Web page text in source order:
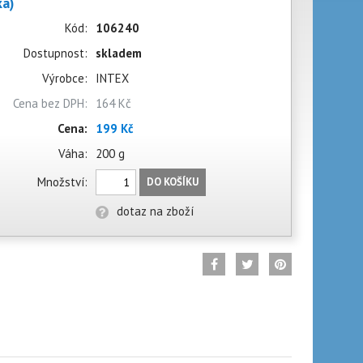
Kód:
106240
Dostupnost:
skladem
Výrobce:
INTEX
Cena bez DPH:
164 Kč
Cena:
199 Kč
Váha:
200 g
Množství:
DO KOŠÍKU
dotaz na zboží